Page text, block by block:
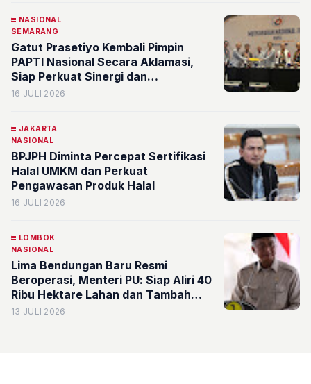
NASIONAL
SEMARANG
Gatut Prasetiyo Kembali Pimpin
PAPTI Nasional Secara Aklamasi,
Siap Perkuat Sinergi dan
Profesionalisme Anggota
16 JULI 2026
JAKARTA
NASIONAL
BPJPH Diminta Percepat Sertifikasi
Halal UMKM dan Perkuat
Pengawasan Produk Halal
16 JULI 2026
LOMBOK
NASIONAL
Lima Bendungan Baru Resmi
Beroperasi, Menteri PU: Siap Aliri 40
Ribu Hektare Lahan dan Tambah
Produksi Padi 720 Ribu Ton
13 JULI 2026